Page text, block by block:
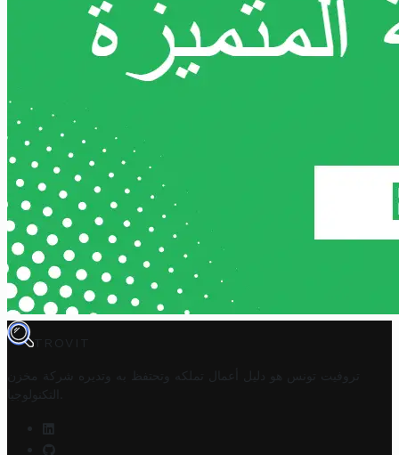
TROVIT
تروفيت تونس هو دليل أعمال تملكه وتحتفظ به وتديره
شركة مخزن
التكنولوجيا